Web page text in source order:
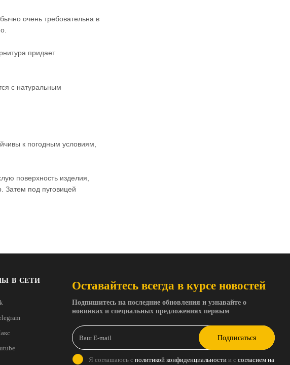
очень требовательна в
придает
с натуральным
к погодным условиям,
поверхность изделия,
Затем под пуговицей
В СЕТИ Оставайтесь всегда в курсе новостей
Подпишитесь на последние обновления и узнавайте о
новинках и специальных предложениях первым
Подписаться
Я соглашаюсь с политикой конфиденциальности и с согласием на